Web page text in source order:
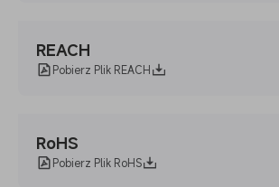
REACH
Pobierz Plik REACH
RoHS
Pobierz Plik RoHS